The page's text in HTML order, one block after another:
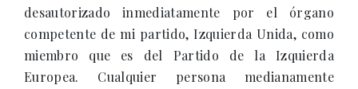
desautorizado inmediatamente por el órgano
competente de mi partido, Izquierda Unida, como
miembro que es del Partido de la Izquierda
Europea. Cualquier persona medianamente